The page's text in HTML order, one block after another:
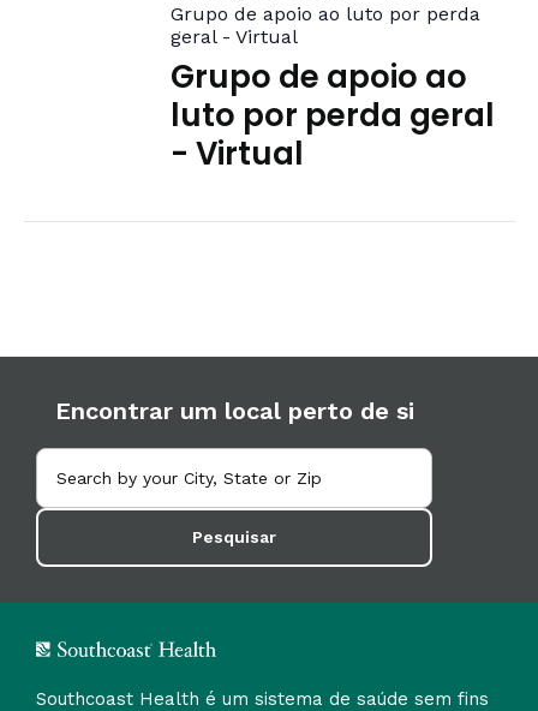
Grupo de apoio ao luto por perda
geral - Virtual
Grupo de apoio ao
luto por perda geral
- Virtual
Encontrar um local perto de si
Pesquisar
Southcoast Health é um sistema de saúde sem fins